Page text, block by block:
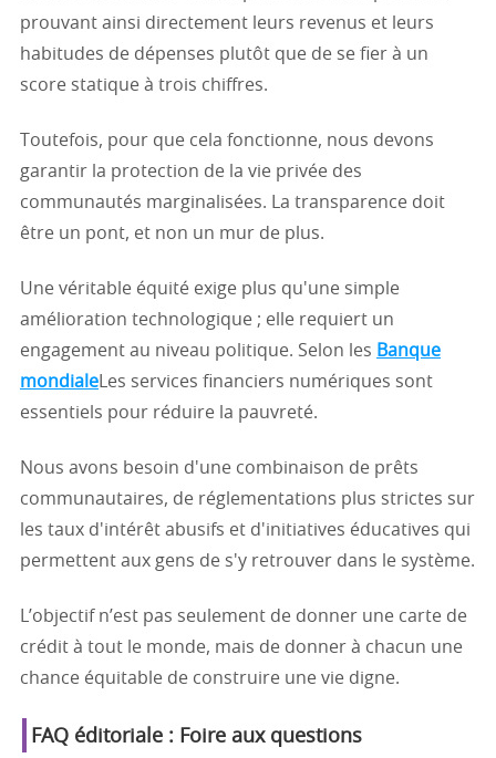
prouvant ainsi directement leurs revenus et leurs
habitudes de dépenses plutôt que de se fier à un
score statique à trois chiffres.
Toutefois, pour que cela fonctionne, nous devons
garantir la protection de la vie privée des
communautés marginalisées. La transparence doit
être un pont, et non un mur de plus.
Une véritable équité exige plus qu'une simple
amélioration technologique ; elle requiert un
engagement au niveau politique. Selon les Banque
mondiale Les services financiers numériques sont
essentiels pour réduire la pauvreté.
Nous avons besoin d'une combinaison de prêts
communautaires, de réglementations plus strictes sur
les taux d'intérêt abusifs et d'initiatives éducatives qui
permettent aux gens de s'y retrouver dans le système.
L’objectif n’est pas seulement de donner une carte de
crédit à tout le monde, mais de donner à chacun une
chance équitable de construire une vie digne.
FAQ éditoriale : Foire aux questions